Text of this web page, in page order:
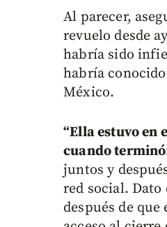
Al parecer,
revuelo desde
habría sido
habría
México.
“Ella estuvo en
cuando
juntos y
red social. Dato
después de